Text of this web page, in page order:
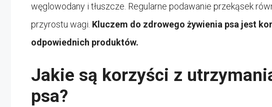
węglowodany i tłuszcze. Regularne podawanie przekąsek
przyrostu wagi. Kluczem do zdrowego żywienia psa jest
odpowiednich produktów.
Jakie są korzyści z
psa?